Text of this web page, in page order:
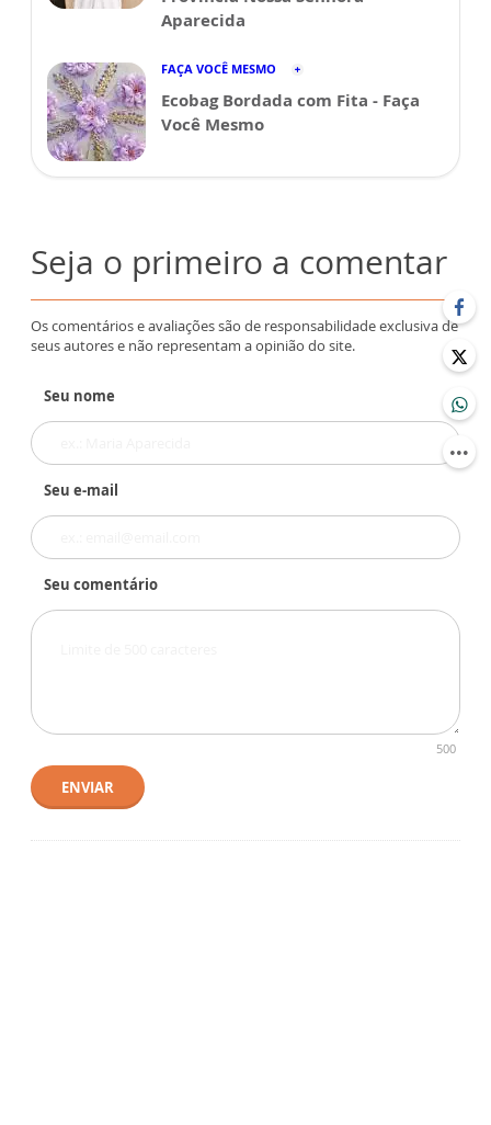
Aparecida
FAÇA VOCÊ MESMO
Ecobag Bordada com Fita - Faça
Você Mesmo
Seja o primeiro a comentar
Os comentários e avaliações são de responsabilidade exclusiva de
seus autores e não representam a opinião do site.
Seu nome
Seu e-mail
Seu comentário
500
ENVIAR